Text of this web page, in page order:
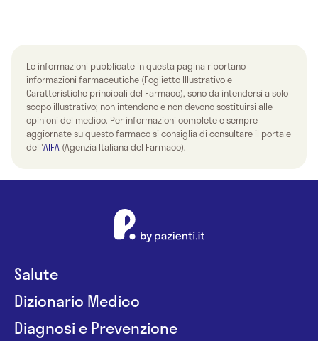
Le informazioni pubblicate in questa pagina riportano
informazioni farmaceutiche (Foglietto Illustrativo e
Caratteristiche principali del Farmaco), sono da intendersi a solo
scopo illustrativo; non intendono e non devono sostituirsi alle
opinioni del medico. Per informazioni complete e sempre
aggiornate su questo farmaco si consiglia di consultare il portale
dell'AIFA (Agenzia Italiana del Farmaco).
Salute
Dizionario Medico
Diagnosi e Prevenzione